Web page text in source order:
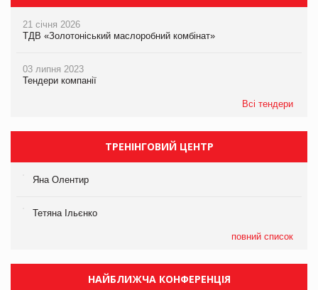
21 січня 2026
ТДВ «Золотоніський маслоробний комбінат»
03 липня 2023
Тендери компанії
Всі тендери
ТРЕНІНГОВИЙ ЦЕНТР
Яна Олентир
Тетяна Ільєнко
повний список
НАЙБЛИЖЧА КОНФЕРЕНЦІЯ